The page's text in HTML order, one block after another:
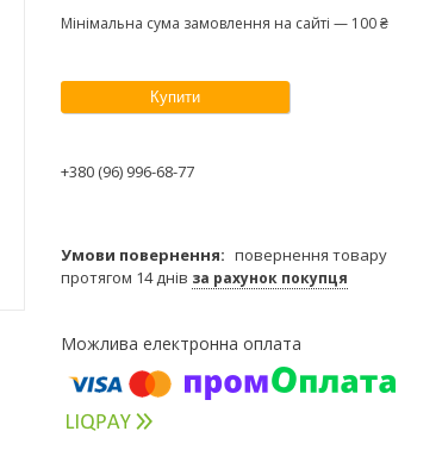
Мінімальна сума замовлення на сайті — 100 ₴
Купити
+380 (96) 996-68-77
повернення товару
протягом 14 днів за рахунок покупця